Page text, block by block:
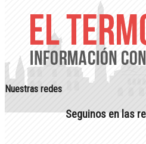
Nuestras redes
Seguinos en las